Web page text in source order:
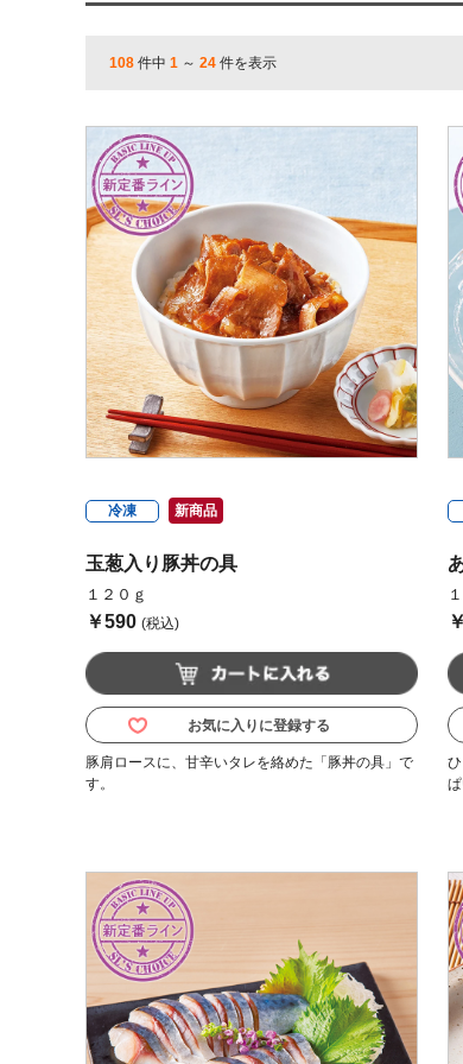
108件中 1～ 24件を表示
冷凍 新商品
玉葱入り豚丼の具
１２０ｇ
￥590 (税込)
お気に入りに登録する
豚肩ロースに、甘辛いタレを絡めた「豚丼の具」で
す。